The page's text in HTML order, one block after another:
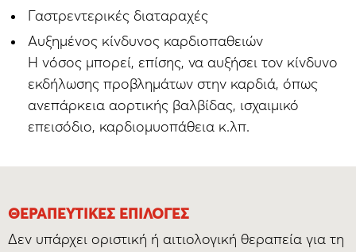
Γαστρεντερικές διαταραχές
Αυξημένος κίνδυνος καρδιοπαθειών
Η νόσος μπορεί, επίσης, να αυξήσει τον κίνδυνο
εκδήλωσης προβλημάτων στην καρδιά, όπως
ανεπάρκεια αορτικής βαλβίδας, ισχαιμικό
επεισόδιο, καρδιομυοπάθεια κ.λπ.
ΘΕΡΑΠΕΥΤΙΚΈΣ ΕΠΙΛΟΓΈΣ
Δεν υπάρχει οριστική ή αιτιολογική θεραπεία για τη